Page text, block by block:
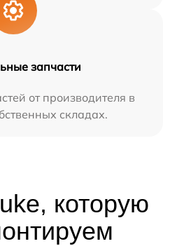
запчасти
от производителя в
складах.
которую